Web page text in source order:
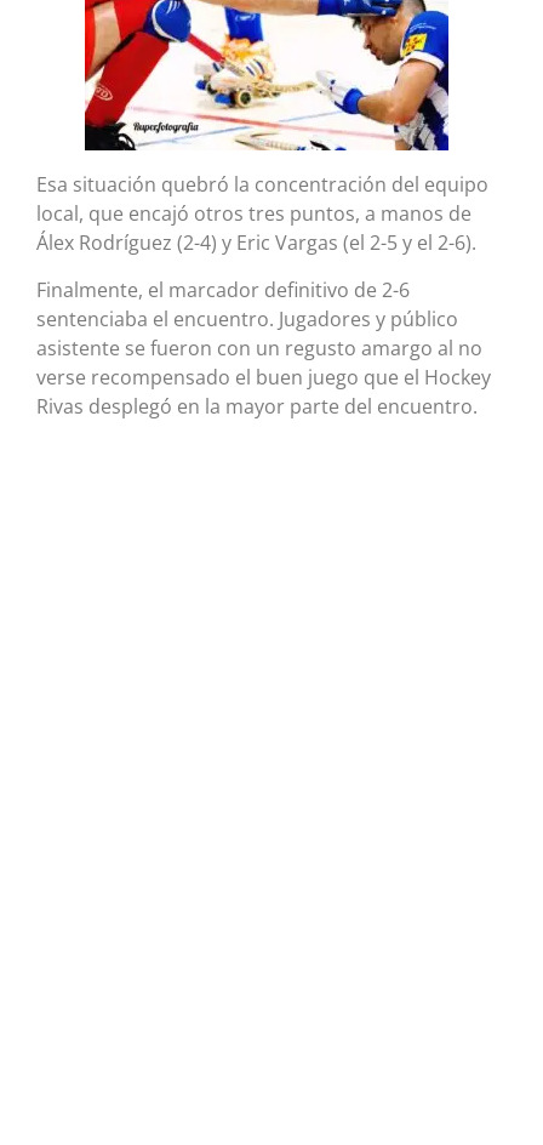
Esa situación quebró la concentración del equipo
local, que encajó otros tres puntos, a manos de
Álex Rodríguez (2-4) y Eric Vargas (el 2-5 y el 2-6).
Finalmente, el marcador definitivo de 2-6
sentenciaba el encuentro. Jugadores y público
asistente se fueron con un regusto amargo al no
verse recompensado el buen juego que el Hockey
Rivas desplegó en la mayor parte del encuentro.